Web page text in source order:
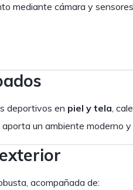
mediante cámara y sensores
deportivos en piel y tela,
un ambiente moderno
acompañada de: